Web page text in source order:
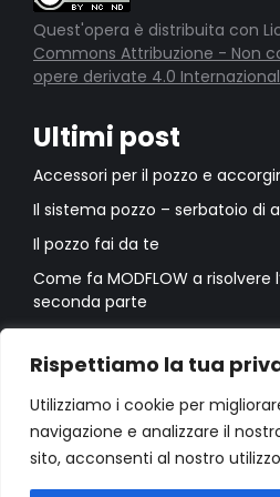
Rispettiamo la tua
Utilizziamo i cookie per
navigazione e analizzare il
sito, acconsenti al nostro
Quest'opera è distribuita con
Commons Attribuzione - Non
opere derivate 4.0
Ultimi post
Accessori per il pozzo e
Il sistema pozzo – serbatoio di
Il pozzo fai da te
Come fa MODFLOW a risolvere
seconda parte
prima parte